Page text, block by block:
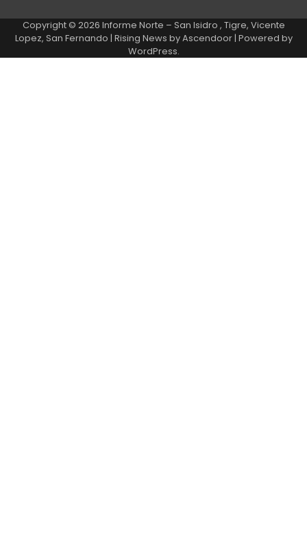
Copyright © 2026 Informe Norte – San Isidro , Tigre, Vicente
Lopez, San Fernando | Rising News byAscendoor| Powered by
WordPress.